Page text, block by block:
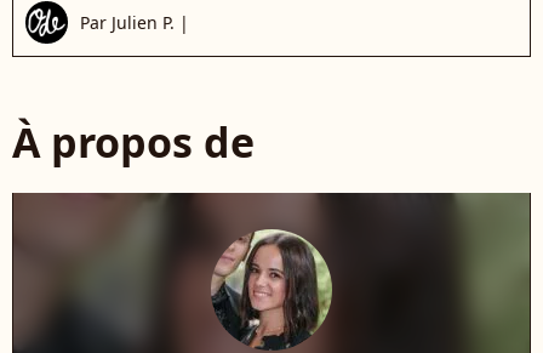
Par Julien P. |
À propos de